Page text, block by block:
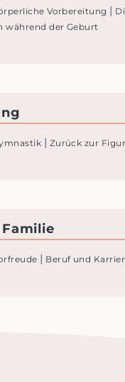
Vorbereitung |
während der Geburt
| Zurück zur Figur
| Beruf und